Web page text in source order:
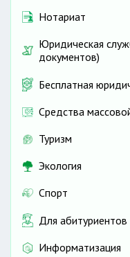
Нотариат
Юридическая
документов)
Бесплатная
Средства
Туризм
Экология
Спорт
Для абитуриентов
Информатизация